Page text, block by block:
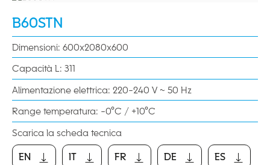
B60STN
Dimensioni: 600x2080x600
Capacità L: 311
Alimentazione elettrica: 220-240 V ~ 50 Hz
Range temperatura: -0°C / +10°C
Scarica la scheda tecnica
EN
EN
IT
IT
FR
FR
DE
DE
ES
ES